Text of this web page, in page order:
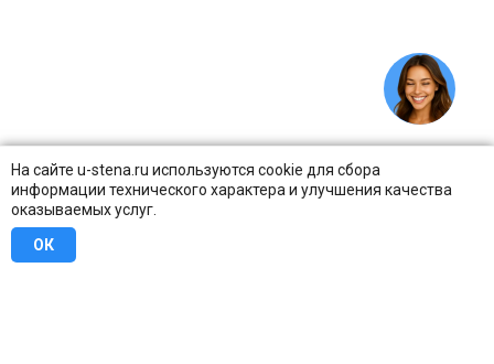
На сайте u-stena.ru используются cookie для сбора
информации технического характера и улучшения качества
оказываемых услуг.
ОК